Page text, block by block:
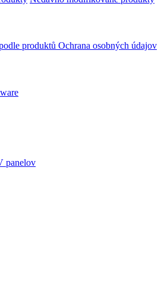
produktů Ochrana osobných údajov
panelov